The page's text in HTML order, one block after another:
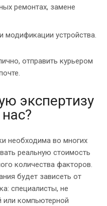
ремонтах, замене
модификации устройства.
отправить курьером
экспертизу
необходима во многих
реальную стоимость
количества факторов.
будет зависеть от
специалисты, не
компьютерной